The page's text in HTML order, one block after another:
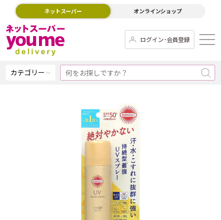
ネットスーパー オンラインショップ
ログイン･会員登録
カテゴリー